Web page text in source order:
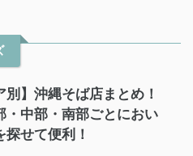
別】沖縄そば店まとめ！
・中部・南部ごとにおい
探せて便利！